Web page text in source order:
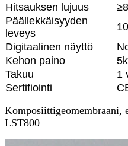
Hitsauksen lujuus
Päällekkäisyyden
leveys
Digitaalinen näyttö
Kehon paino
Takuu
1
Sertifiointi
Komposiittigeomembraani,
LST800